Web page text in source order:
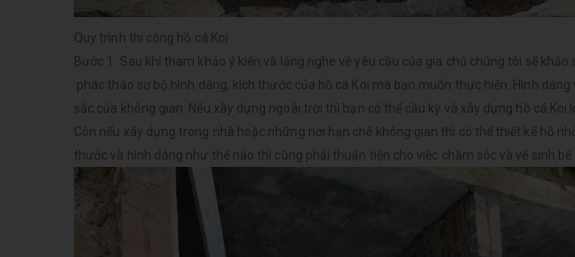
Quy trình thi công hồ cá Koi
Bước 1: Sau khi tham khảo ý kiến và lắng nghe về yêu cầu của gia chủ chúng tôi sẽ
phác thảo sơ bộ hình dáng, kích thước của hồ cá Koi mà bạn muốn thực hiện. Hình
sắc của không gian. Nếu xây dựng ngoài trời thì bạn có thể cầu kỳ và xây dựng hồ cá Koi
Còn nếu xây dựng trong nhà hoặc những nơi hạn chế không gian thì có thể thiết kế hồ
thước và hình dáng như thế nào thì cũng phải thuận tiện cho việc chăm sóc và vệ sinh bể